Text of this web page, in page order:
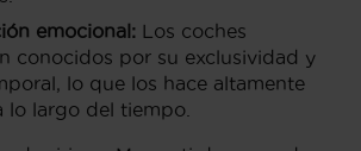
emocional: Los coches
conocidos por su exclusividad y
lo que los hace altamente
lo largo del tiempo.